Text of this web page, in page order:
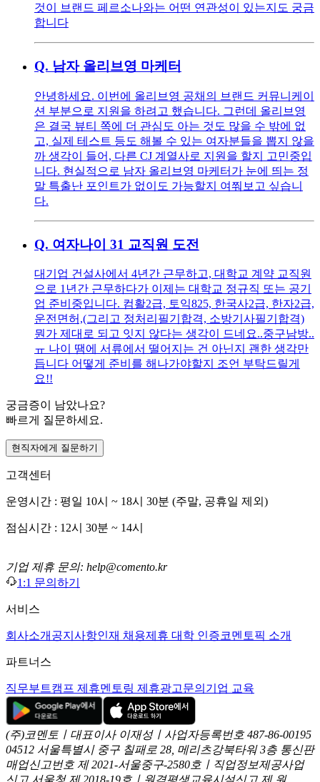
것이 브랜드 페르소나와는 어떤 연관성이 있는지도 궁금
합니다
Q. 남자 올리브영 마케터
안녕하세요. 이번에 올리브영 공채의 브랜드 커뮤니케이
션 부분으로 지원을 하려고 했습니다. 그런데 올리브영
은 결국 뷰티 쪽에 더 관심도 아는 것도 많을 수 밖에 없
고, 실제 테스트 등도 해볼 수 있는 여자분들을 뽑지 않을
까 생각이 들어, 다른 CJ 계열사로 지원을 할지 고민중입
니다. 현실적으로 남자 올리브영 마케터가 눈에 띄는 정
말 특출난 포인트가 없이도 가능할지 여쭤보고 싶습니
다.
Q. 여자나이 31 교직원 도전
대기업 건설사에서 4년간 근무하고, 대학교 계약 교직원
으로 1년간 근무하다가 이제는 대학교 정규직 또는 공기
업 준비중입니다. 컴활2급, 토익825, 한국사2급, 한자2급,
운전면허,(그리고 정처리필기합격, 소방기사필기합격)
뭔가 제대로 되고 잇지 않다는 생각이 드네요..중구남방..
ㅠ 나이 땜에 서류에서 떨어지는 건 아닌지 괜한 생각만
듭니다 어떻게 준비를 해나가야할지 조언 부탁드릴게
요!!
궁금증이 남았나요?
빠르게 질문하세요.
현직자에게 질문하기
고객센터
운영시간 : 평일 10시 ~ 18시 30분 (주말, 공휴일 제외)
점심시간 : 12시 30분 ~ 14시
기업 제휴 문의: help@comento.kr
1:1 문의하기
서비스
회사소개 공지사항인재 채용제휴 대학 인증코멘토픽 소개
파트너스
직무부트캠프 제휴멘토링 제휴광고문의 기업 교육
(주)코멘토ㅣ대표이사 이재성ㅣ사업자등록번호 487-86-00195
04512 서울특별시 중구 칠패로 28, 메리츠강북타워 3층 통신판
매업신고번호 제 2021-서울중구-2580호ㅣ직업정보제공사업